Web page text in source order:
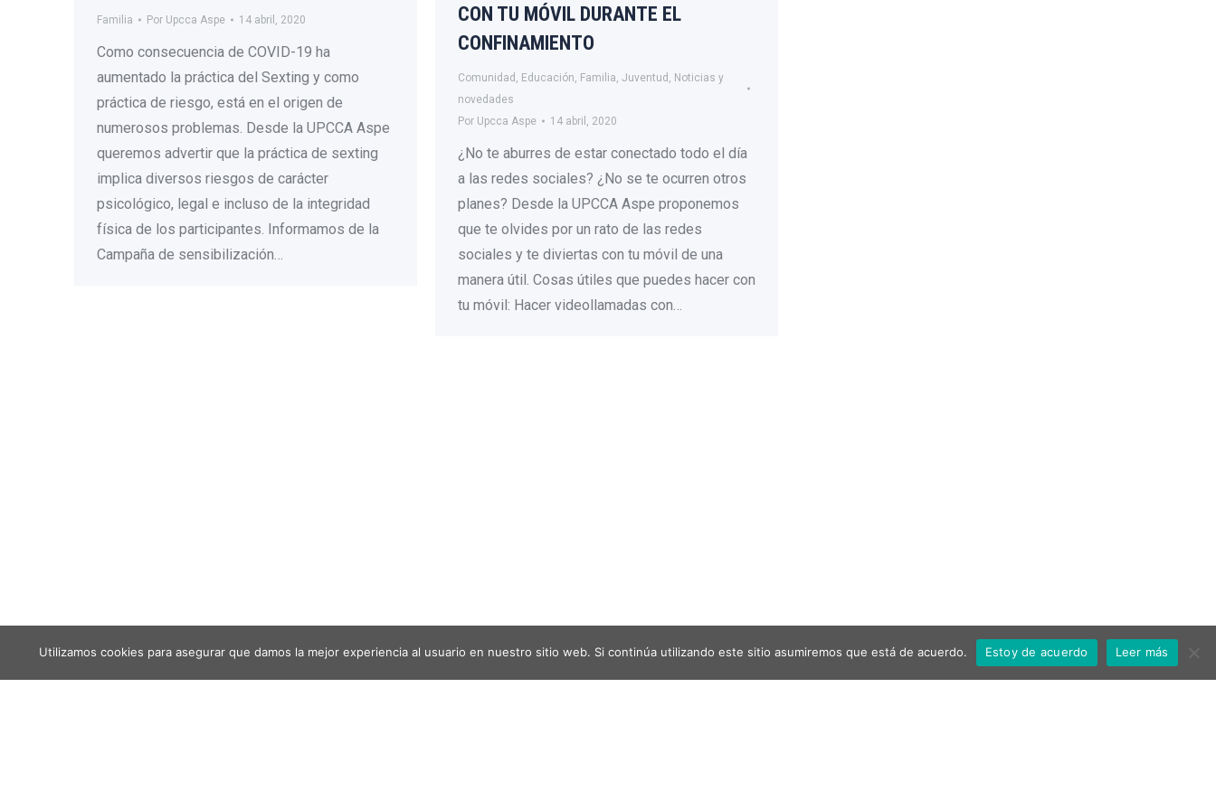
Familia Por Upcca Aspe 14 abril, 2020
Como consecuencia de COVID-19 ha
aumentado la práctica del Sexting y como
práctica de riesgo, está en el origen de
numerosos problemas. Desde la UPCCA Aspe
queremos advertir que la práctica de sexting
implica diversos riesgos de carácter
psicológico, legal e incluso de la integridad
física de los participantes. Informamos de la
Campaña de sensibilización…
CON TU MÓVIL DURANTE EL
CONFINAMIENTO
Comunidad , Educación, Familia, Juventud , Noticias y
novedades
Por Upcca Aspe 14 abril, 2020
¿No te aburres de estar conectado todo el día
a las redes sociales? ¿No se te ocurren otros
planes? Desde la UPCCA Aspe proponemos
que te olvides por un rato de las redes
sociales y te diviertas con tu móvil de una
manera útil. Cosas útiles que puedes hacer con
tu móvil: Hacer videollamadas con…
Ayuntamiento de Aspe Política de privacidad Aviso Legal
Utilizamos cookies para asegurar que damos la mejor experiencia al usuario en nuestro sitio web. Si continúa utilizando este sitio asumiremos que está de acuerdo. Estoy de acuerdo Leer más